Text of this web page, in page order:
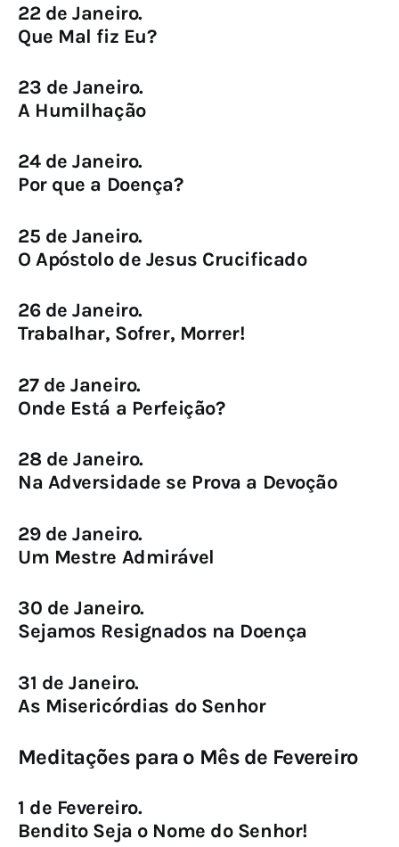
22 de Janeiro.
Que Mal fiz Eu?
23 de Janeiro.
A Humilhação
24 de Janeiro.
Por que a Doença?
25 de Janeiro.
O Apóstolo de Jesus Crucificado
26 de Janeiro.
Trabalhar, Sofrer, Morrer!
27 de Janeiro.
Onde Está a Perfeição?
28 de Janeiro.
Na Adversidade se Prova a Devoção
29 de Janeiro.
Um Mestre Admirável
30 de Janeiro.
Sejamos Resignados na Doença
31 de Janeiro.
As Misericórdias do Senhor
Meditações para o Mês de Fevereiro
1 de Fevereiro.
Bendito Seja o Nome do Senhor!